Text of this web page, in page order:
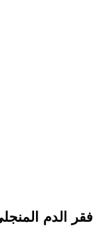
فقر الدم